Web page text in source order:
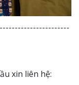
xin liên hệ: